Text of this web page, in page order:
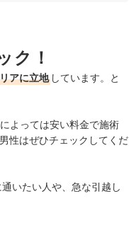
ク！
アに立地 しています。と
よっては安い料金で施術
性はぜひチェックしてくだ
いたい人や、急な引越し